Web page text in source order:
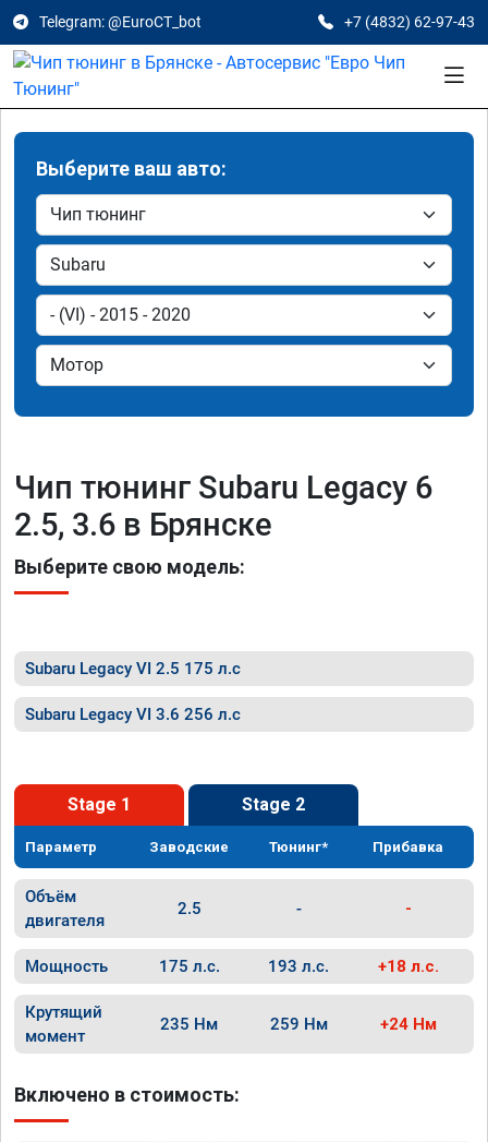
Telegram: @EuroCT_bot +7 (4832) 62-97-43
Выберите ваш авто:
Чип тюнинг Subaru Legacy 6
2.5, 3.6 в Брянске
Выберите свою модель:
Subaru Legacy VI 2.5 175 л.с
Subaru Legacy VI 3.6 256 л.с
Stage 1 Stage 2
Параметр Заводские Тюнинг* Прибавка
Объём
двигателя
2.5 - -
Мощность 175 л.с. 193 л.с. +18 л.с.
Крутящий
момент
235 Нм 259 Нм +24 Нм
Включено в стоимость: